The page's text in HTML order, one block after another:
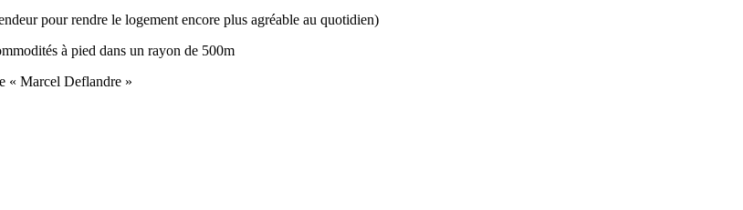
pour rendre le logement encore plus agréable au quotidien)
à pied dans un rayon de 500m
« Marcel Deflandre »